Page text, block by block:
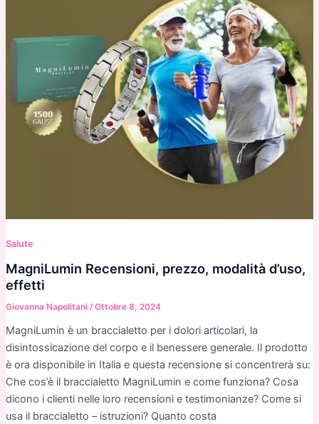
Salute
MagniLumin Recensioni, prezzo, modalità d’uso,
effetti
Giovanna Napolitani /Ottobre 8, 2024
MagniLumin è un braccialetto per i dolori articolari, la
disintossicazione del corpo e il benessere generale. Il prodotto
è ora disponibile in Italia e questa recensione si concentrerà su:
Che cos’è il braccialetto MagniLumin e come funziona? Cosa
dicono i clienti nelle loro recensioni e testimonianze? Come si
usa il braccialetto – istruzioni? Quanto costa